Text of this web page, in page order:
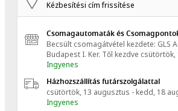
Kézbesítési cím frissítése
Csomagautomaták és
Becsült csomagátvétel kezdete: GLS
Budapest I. Ker. Től kezdve csütörtök,
Ingyenes
Házhozszállítás futárszolgálattal
csütörtök, 13 augusztus - kedd, 18
Ingyenes